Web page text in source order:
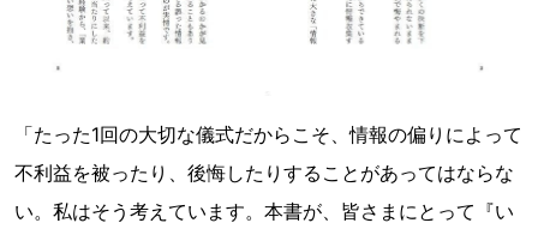
「たった1回の大切な儀式だからこそ、情報の偏りによって
不利益を被ったり、後悔したりすることがあってはならな
い。私はそう考えています。本書が、皆さまにとって『い